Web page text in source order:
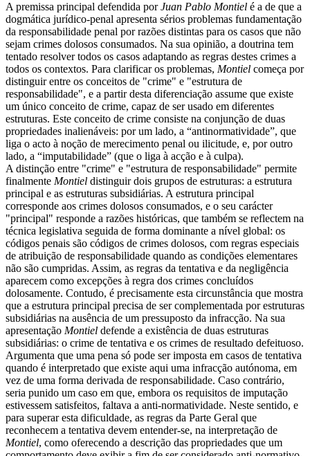
A premissa principal defendida porJuan Pablo Montiel é a de que a
dogmática jurídico-penal apresenta sérios problemas fundamentação
da responsabilidade penal por razões distintas para os casos que não
sejam crimes dolosos consumados. Na sua opinião, a doutrina tem
tentado resolver todos os casos adaptando as regras destes crimes a
todos os contextos. Para clarificar os problemas, Montiel começa por
distinguir entre os conceitos de "crime" e "estrutura de
responsabilidade", e a partir desta diferenciação assume que existe
um único conceito de crime, capaz de ser usado em diferentes
estruturas. Este conceito de crime consiste na conjunção de duas
propriedades inalienáveis: por um lado, a “antinormatividade”, que
liga o acto à noção de merecimento penal ou ilicitude, e, por outro
lado, a “imputabilidade” (que o liga à acção e à culpa).
A distinção entre "crime" e "estrutura de responsabilidade" permite
finalmente Montiel distinguir dois grupos de estruturas: a estrutura
principal e as estruturas subsidiárias. A estrutura principal
corresponde aos crimes dolosos consumados, e o seu carácter
"principal" responde a razões históricas, que também se reflectem na
técnica legislativa seguida de forma dominante a nível global: os
códigos penais são códigos de crimes dolosos, com regras especiais
de atribuição de responsabilidade quando as condições elementares
não são cumpridas. Assim, as regras da tentativa e da negligência
aparecem como excepções à regra dos crimes concluídos
dolosamente. Contudo, é precisamente esta circunstância que mostra
que a estrutura principal precisa de ser complementada por estruturas
subsidiárias na ausência de um pressuposto da infracção. Na sua
apresentação Montiel defende a existência de duas estruturas
subsidiárias: o crime de tentativa e os crimes de resultado defeituoso.
Argumenta que uma pena só pode ser imposta em casos de tentativa
quando é interpretado que existe aqui uma infracção autónoma, em
vez de uma forma derivada de responsabilidade. Caso contrário,
seria punido um caso em que, embora os requisitos de imputação
estivessem satisfeitos, faltava a anti-normatividade. Neste sentido, e
para superar esta dificuldade, as regras da Parte Geral que
reconhecem a tentativa devem entender-se, na interpretação de
Montiel, como oferecendo a descrição das propriedades que um